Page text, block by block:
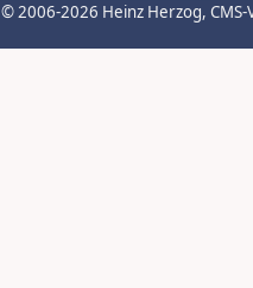
© 2006-2026 Heinz Herzog,